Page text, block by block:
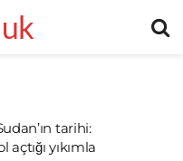
tarihi:
yıkımla